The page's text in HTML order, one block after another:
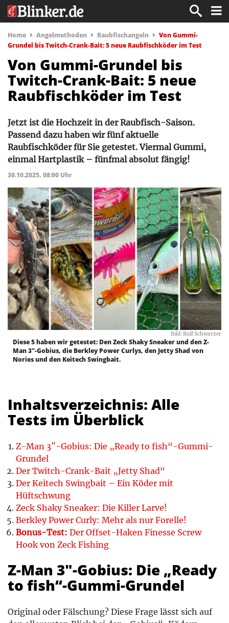
Home Angelmethoden Raubfischangeln
Von Gummi-
Grundel bis Twitch-Crank-Bait: 5 neue Raubfischköder im Test
Von Gummi-Grundel bis
Twitch-Crank-Bait: 5 neue
Raubfischköder im Test
Jetzt ist die Hochzeit in der Raubfisch-Saison.
Passend dazu haben wir fünf aktuelle
Raubfischköder für Sie getestet. Viermal Gummi,
einmal Hartplastik – fünfmal absolut fängig!
30.10.2025, 08:00 Uhr
Bild: Rolf Schwarzer
Diese 5 haben wir getestet: Den Zeck Shaky Sneaker und den Z-
Man 3"-Gobius, die Berkley Power Curlys, den Jetty Shad von
Nories und den Keitech Swingbait.
Inhaltsverzeichnis: Alle
Tests im Überblick
Z-Man 3″-Gobius: Die „Ready to fish“-Gummi-
Grundel
Der Twitch-Crank-Bait „Jetty Shad“
Der Keitech Swingbait – Ein Köder mit
Hüftschwung
Zeck Shaky Sneaker: Die Killer Larve!
Berkley Power Curly: Mehr als nur Forelle!
Bonus-Test: Der Offset-Haken Finesse Screw
Hook von Zeck Fishing
Z-Man 3″-Gobius: Die „Ready
to fish“-Gummi-Grundel
Original oder Fälschung? Diese Frage lässt sich auf